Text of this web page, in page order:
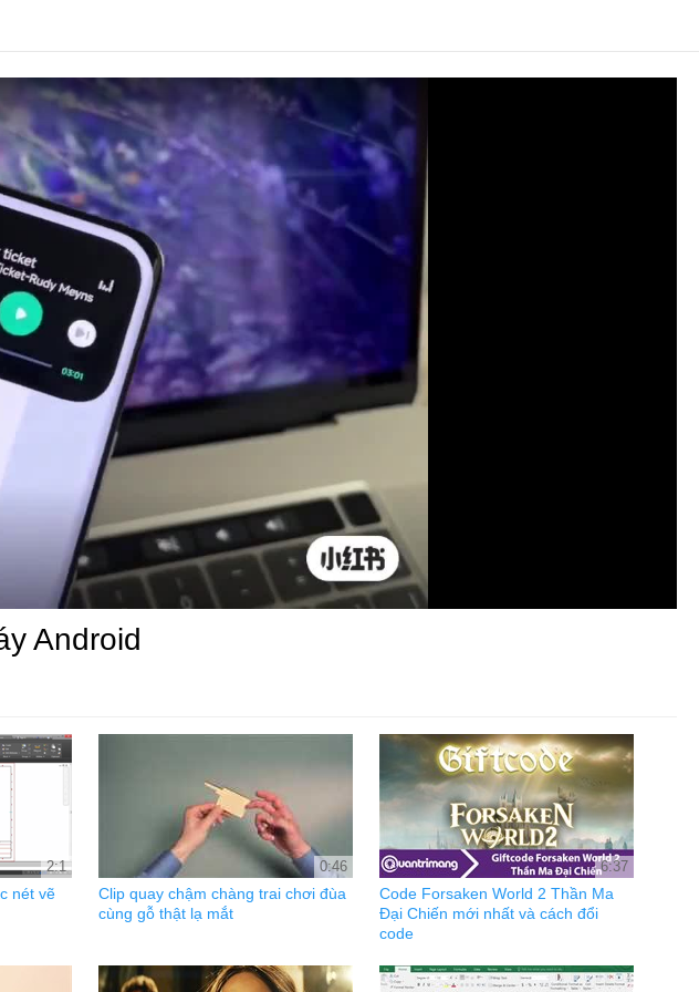
Android
2:1
nét vẽ
0:46
Clip quay chậm chàng trai chơi đùa
cùng gỗ thật lạ mắt
6:37
Code Forsaken World 2 Thần Ma
Đại Chiến mới nhất và cách đổi
code